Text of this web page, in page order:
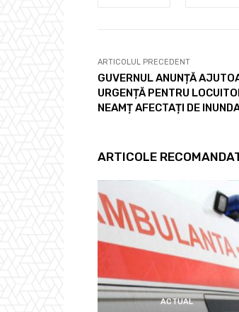
ARTICOLUL PRECEDENT
GUVERNUL ANUNȚĂ
URGENȚĂ PENTRU
NEAMȚ AFECTAȚI DE
ARTICOLE
ACTUAL